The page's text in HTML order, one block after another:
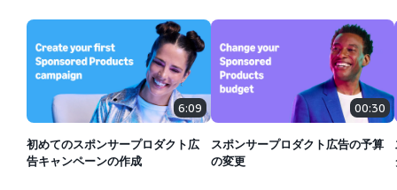
6:09
初めてのスポンサープロダクト広
告キャンペーンの作成
00:30
スポンサープロダクト広告の予算
の変更